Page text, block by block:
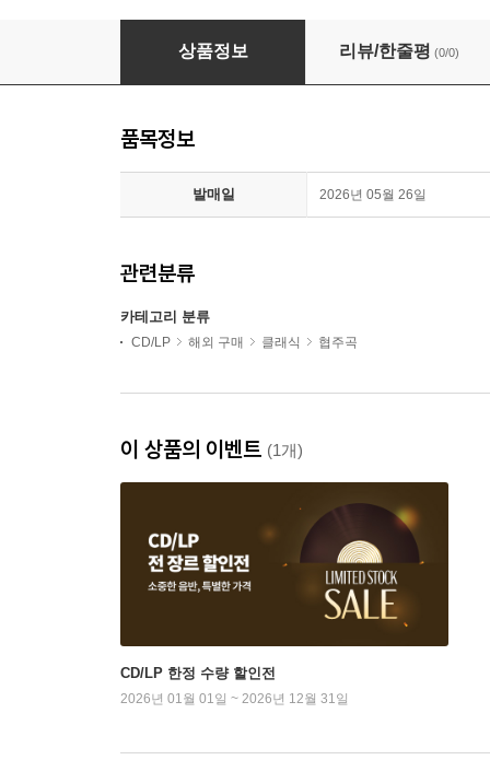
프로코피에프: 바이올린 협주곡 2번 & 두 대
상품정보 리뷰/한줄평 (0/0)
품목정보
발매일 2026년 05월 26일
관련분류
카테고리 분류
CD/LP 해외 구매 클래식 협주곡
이 상품의 이벤트 (1개)
CD/LP 한정 수량 할인전
2026년 01월 01일 ~ 2026년 12월 31일